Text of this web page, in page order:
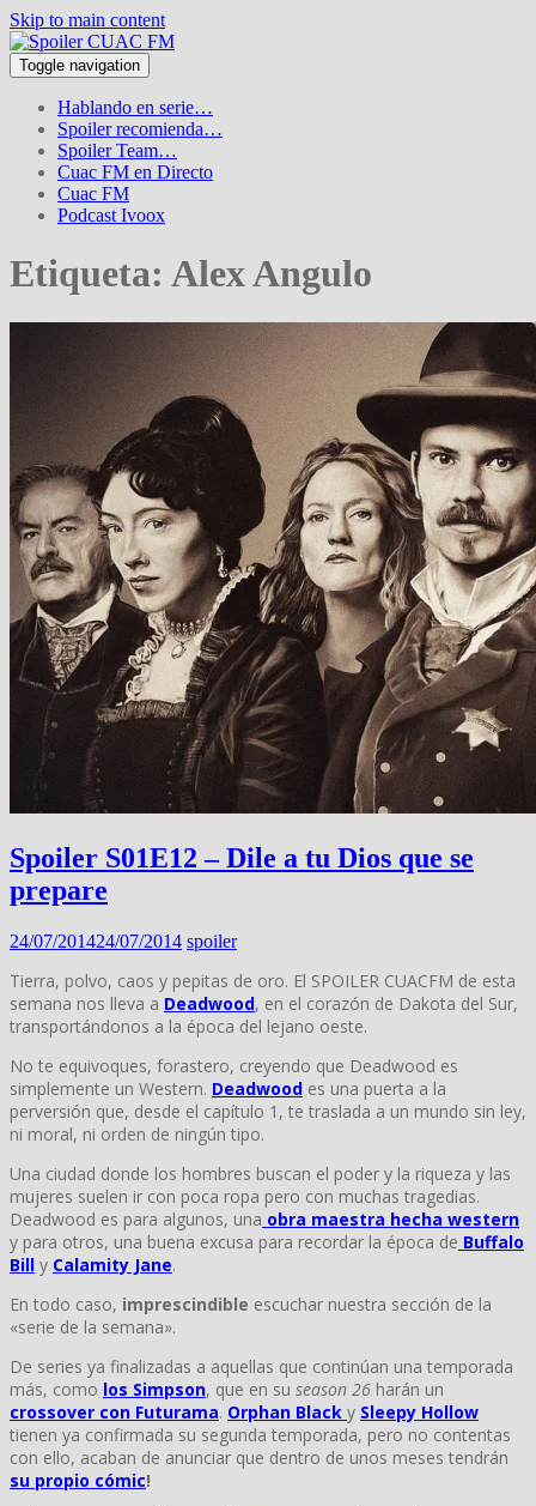
Skip to main content
Toggle navigation
Hablando en serie…
Spoiler recomienda…
Spoiler Team…
Cuac FM en Directo
Cuac FM
Podcast Ivoox
Etiqueta: Alex Angulo
Spoiler S01E12 – Dile a tu Dios que se
prepare
24/07/201424/07/2014 spoiler
Tierra, polvo, caos y pepitas de oro. El SPOILER CUACFM de esta
semana nos lleva a Deadwood, en el corazón de Dakota del Sur,
transportándonos a la época del lejano oeste.
No te equivoques, forastero, creyendo que Deadwood es
simplemente un Western. Deadwood es una puerta a la
perversión que, desde el capítulo 1, te traslada a un mundo sin ley,
ni moral, ni orden de ningún tipo.
Una ciudad donde los hombres buscan el poder y la riqueza y las
mujeres suelen ir con poca ropa pero con muchas tragedias.
Deadwood es para algunos, una obra maestra hecha western
y para otros, una buena excusa para recordar la época de Buffalo
Bill y Calamity Jane.
En todo caso, imprescindible escuchar nuestra sección de la
«serie de la semana».
De series ya finalizadas a aquellas que continúan una temporada
más, como los Simpson, que en su season 26 harán un
crossover con Futurama. Orphan Black y Sleepy Hollow
tienen ya confirmada su segunda temporada, pero no contentas
con ello, acaban de anunciar que dentro de unos meses tendrán
su propio cómic!